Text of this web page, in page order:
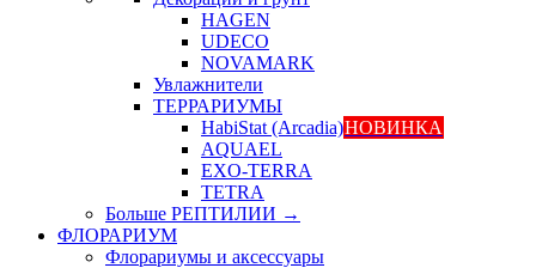
HAGEN
UDECO
NOVAMARK
Увлажнители
ТЕРРАРИУМЫ
HabiStat (Arcadia)НОВИНКА
AQUAEL
EXO-TERRA
TETRA
Больше РЕПТИЛИИ →
ФЛОРАРИУМ
Флорариумы и аксессуары